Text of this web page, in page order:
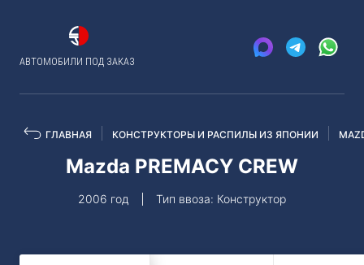
АВТОМОБИЛИ ПОД ЗАКАЗ
ГЛАВНАЯ КОНСТРУКТОРЫ И РАСПИЛЫ ИЗ ЯПОНИИ
Mazda PREMACY CREW
2006 год Тип ввоза: Конструктор